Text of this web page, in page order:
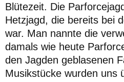
Blütezeit. Die
Hetzjagd, die bereits bei
war. Man nannte die
damals wie heute
den Jagden geblasenen
Musikstücke wurden uns